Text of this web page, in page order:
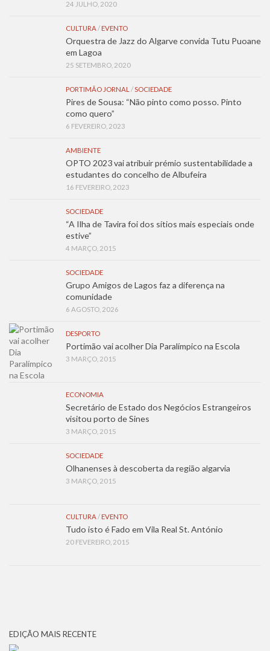
24 JULHO, 2020
CULTURA/ EVENTO
Orquestra de Jazz do Algarve convida Tutu Puoane
em Lagoa
25 SETEMBRO, 2020
PORTIMÃO JORNAL /SOCIEDADE
Pires de Sousa: “Não pinto como posso. Pinto
como quero”
6 FEVEREIRO, 2023
AMBIENTE
OPTO 2023 vai atribuir prémio sustentabilidade a
estudantes do concelho de Albufeira
16 FEVEREIRO, 2023
SOCIEDADE
“A Ilha de Tavira foi dos sítios mais especiais onde
estive”
4 MARÇO, 2015
SOCIEDADE
Grupo Amigos de Lagos faz a diferença na
comunidade
6 AGOSTO, 2026
DESPORTO
Portimão vai acolher Dia Paralímpico na Escola
3 MARÇO, 2015
ECONOMIA
Secretário de Estado dos Negócios Estrangeiros
visitou porto de Sines
3 MARÇO, 2015
SOCIEDADE
Olhanenses à descoberta da região algarvia
3 MARÇO, 2015
CULTURA/ EVENTO
Tudo isto é Fado em Vila Real St. António
20 FEVEREIRO, 2015
EDIÇÃO MAIS RECENTE